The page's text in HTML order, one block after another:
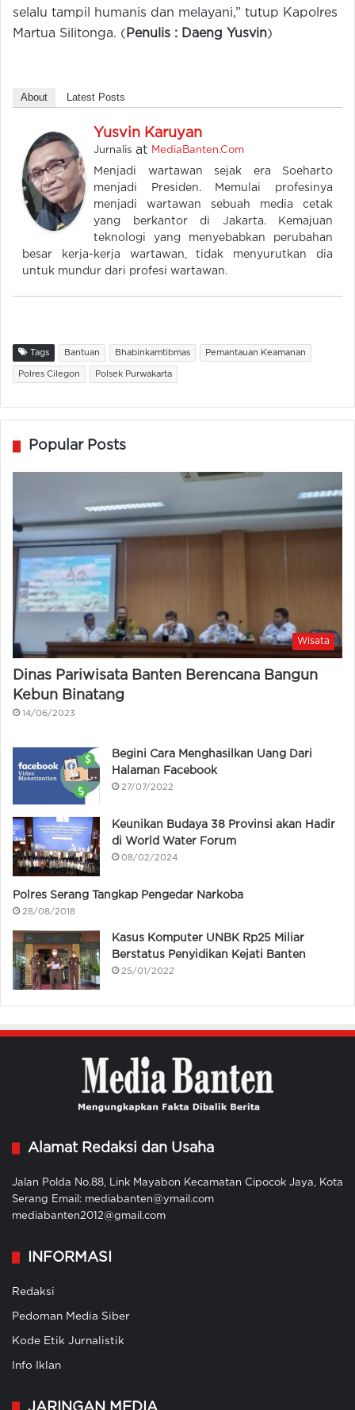
selalu tampil humanis dan melayani,” tutup Kapolres
Martua Silitonga. ( Penulis : Daeng Yusvin)
About Latest Posts
Yusvin Karuyan
Jurnalis at MediaBanten.Com
Menjadi wartawan sejak era Soeharto
menjadi Presiden. Memulai profesinya
menjadi wartawan sebuah media cetak
yang berkantor di Jakarta. Kemajuan
teknologi yang menyebabkan perubahan
besar kerja-kerja wartawan, tidak menyurutkan dia
untuk mundur dari profesi wartawan.
Tags Bantuan Bhabinkamtibmas Pemantauan Keamanan
Polres Cilegon Polsek Purwakarta
Popular Posts
Wisata
Dinas Pariwisata Banten Berencana Bangun
Kebun Binatang
14/06/2023
Begini Cara Menghasilkan Uang Dari
Halaman Facebook
27/07/2022
Keunikan Budaya 38 Provinsi akan Hadir
di World Water Forum
08/02/2024
Polres Serang Tangkap Pengedar Narkoba
28/08/2018
Kasus Komputer UNBK Rp25 Miliar
Berstatus Penyidikan Kejati Banten
25/01/2022
Alamat Redaksi dan Usaha
Jalan Polda No.88, Link Mayabon Kecamatan Cipocok Jaya, Kota
Serang Email: mediabanten@ymail.com
mediabanten2012@gmail.com
INFORMASI
Redaksi
Pedoman Media Siber
Kode Etik Jurnalistik
Info Iklan